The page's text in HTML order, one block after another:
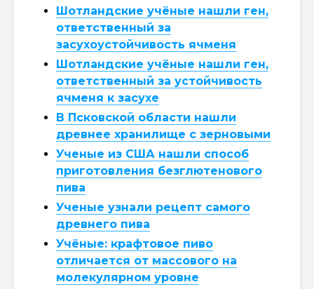
Шотландские учёные нашли ген,
ответственный за
засухоустойчивость ячменя
Шотландские учёные нашли ген,
ответственный за устойчивость
ячменя к засухе
В Псковской области нашли
древнее хранилище с зерновыми
Ученые из США нашли способ
приготовления безглютенового
пива
Ученые узнали рецепт самого
древнего пива
Учёные: крафтовое пиво
отличается от массового на
молекулярном уровне